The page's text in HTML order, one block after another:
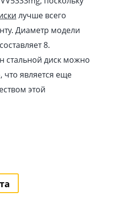
лучше всего
Диаметр модели
8.
стальной диск можно
, что является еще
этой